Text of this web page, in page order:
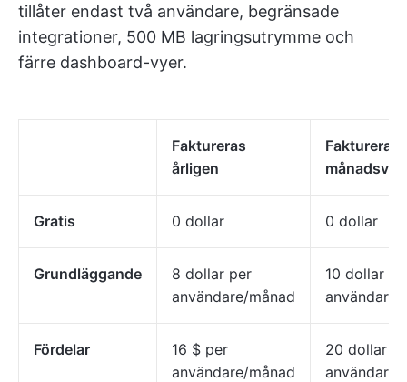
tillåter endast två användare, begränsade
integrationer, 500 MB lagringsutrymme och
färre dashboard-vyer.
Faktureras
årligen
Faktureras
månadsvis
Gratis 0 dollar 0 dollar
Grundläggande
8 dollar per
användare/månad
10 dollar
användare/
Fördelar
16 $ per
användare/månad
20 dollar
användare/